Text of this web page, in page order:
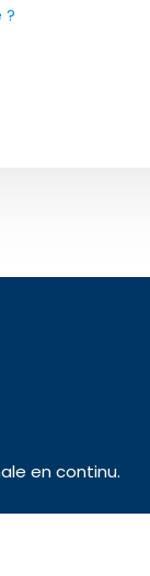
?
en continu.